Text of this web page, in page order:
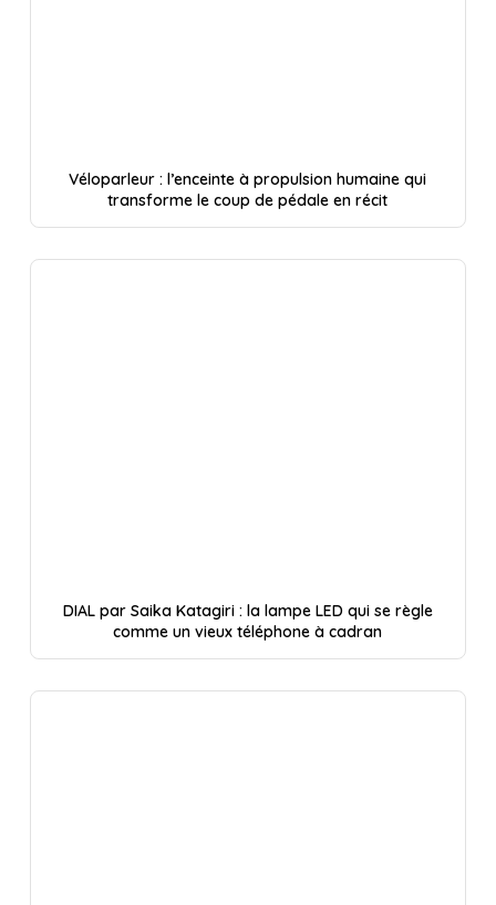
Véloparleur : l’enceinte à propulsion humaine qui
transforme le coup de pédale en récit
DIAL par Saika Katagiri : la lampe LED qui se règle
comme un vieux téléphone à cadran